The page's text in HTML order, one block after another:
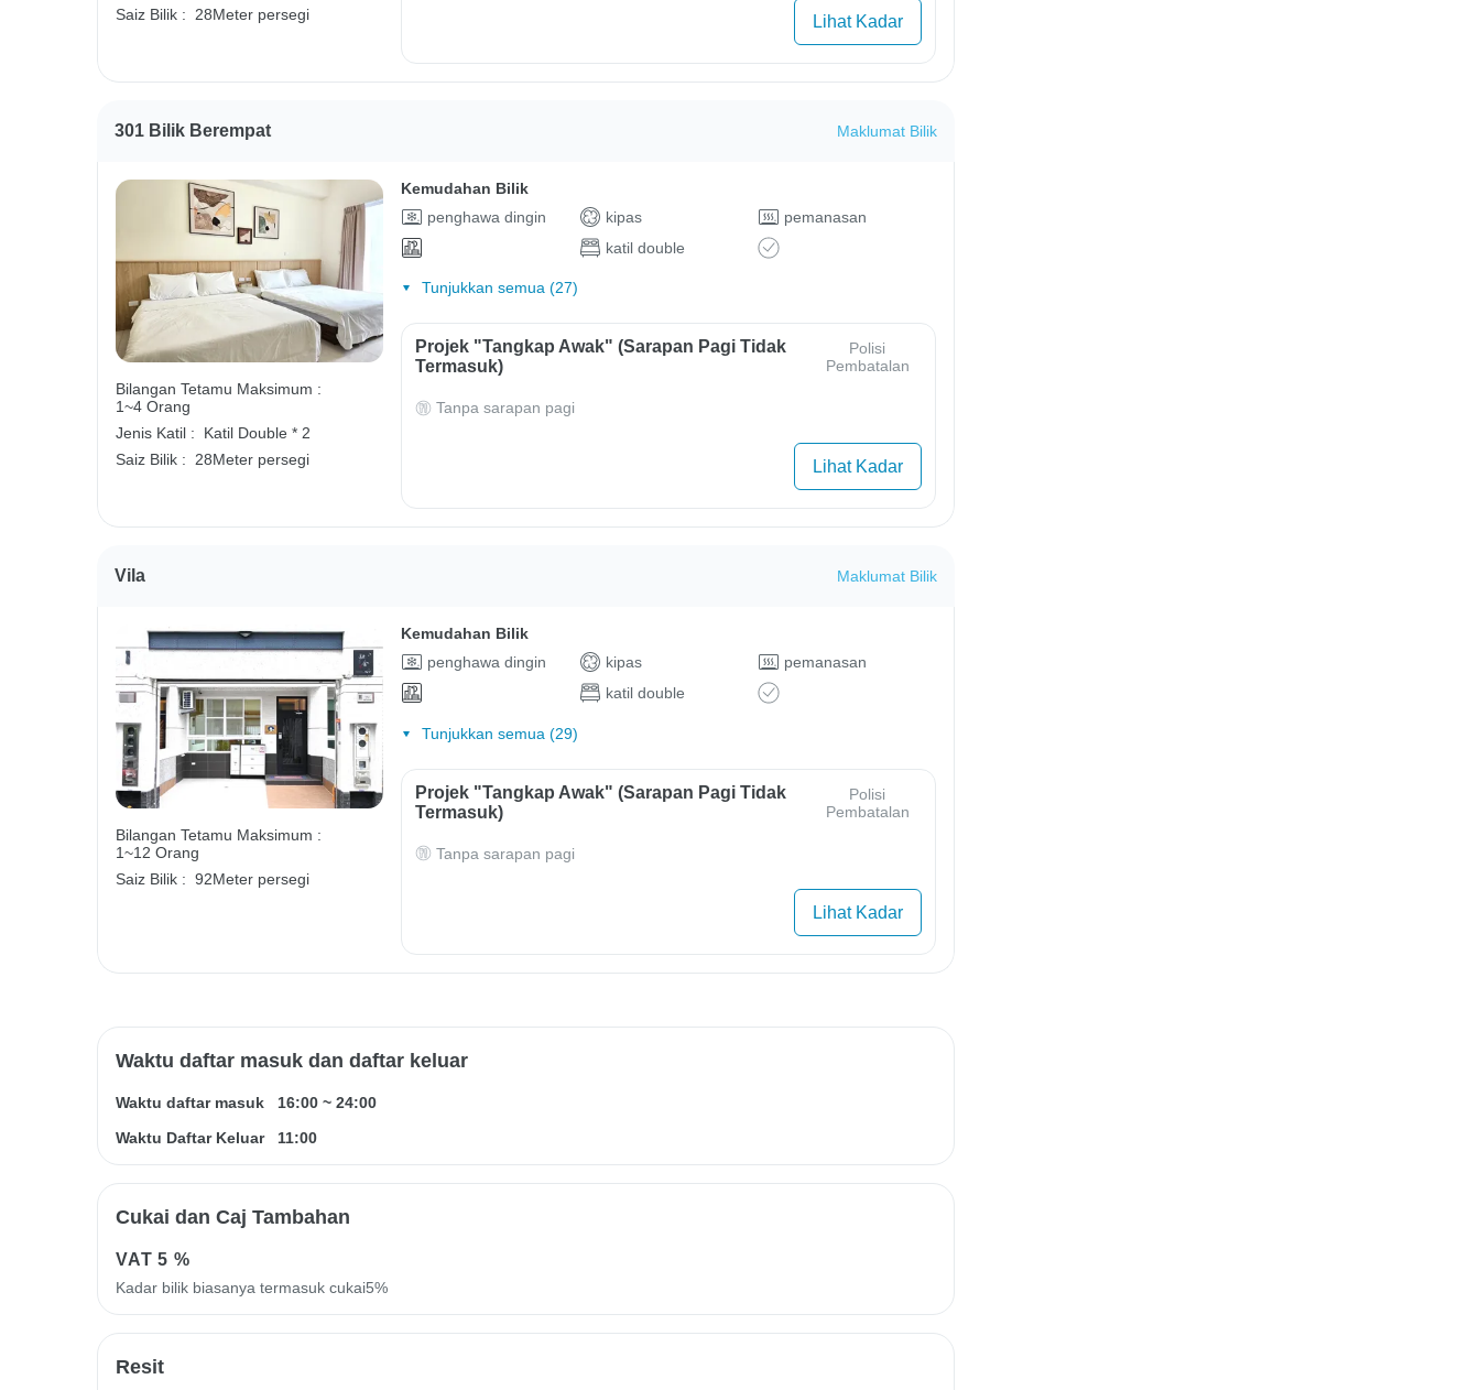
Saiz Bilik :
28Meter persegi Lihat Kadar
301 Bilik Berempat Maklumat Bilik
Bilangan Tetamu Maksimum :
1~4 Orang
Jenis Katil :
Katil Double * 2
Saiz Bilik : 28Meter persegi
Kemudahan Bilik
penghawa dingin
kipas
pemanasan
katil double
Tunjukkan semua (27)
Projek "Tangkap Awak" (Sarapan Pagi Tidak
Termasuk)
Polisi
Pembatalan
Tanpa sarapan pagi
Lihat Kadar
Vila Maklumat Bilik
Bilangan Tetamu Maksimum :
1~12 Orang
Saiz Bilik : 92Meter persegi
Kemudahan Bilik
penghawa dingin
kipas
pemanasan
katil double
Tunjukkan semua (29)
Projek "Tangkap Awak" (Sarapan Pagi Tidak
Termasuk)
Polisi
Pembatalan
Tanpa sarapan pagi
Lihat Kadar
Waktu daftar masuk dan daftar keluar
Waktu daftar masuk 16:00 ~ 24:00
Waktu Daftar Keluar
11:00
Cukai dan Caj Tambahan
VAT5 %
Kadar bilik biasanya termasuk cukai5%
Resit